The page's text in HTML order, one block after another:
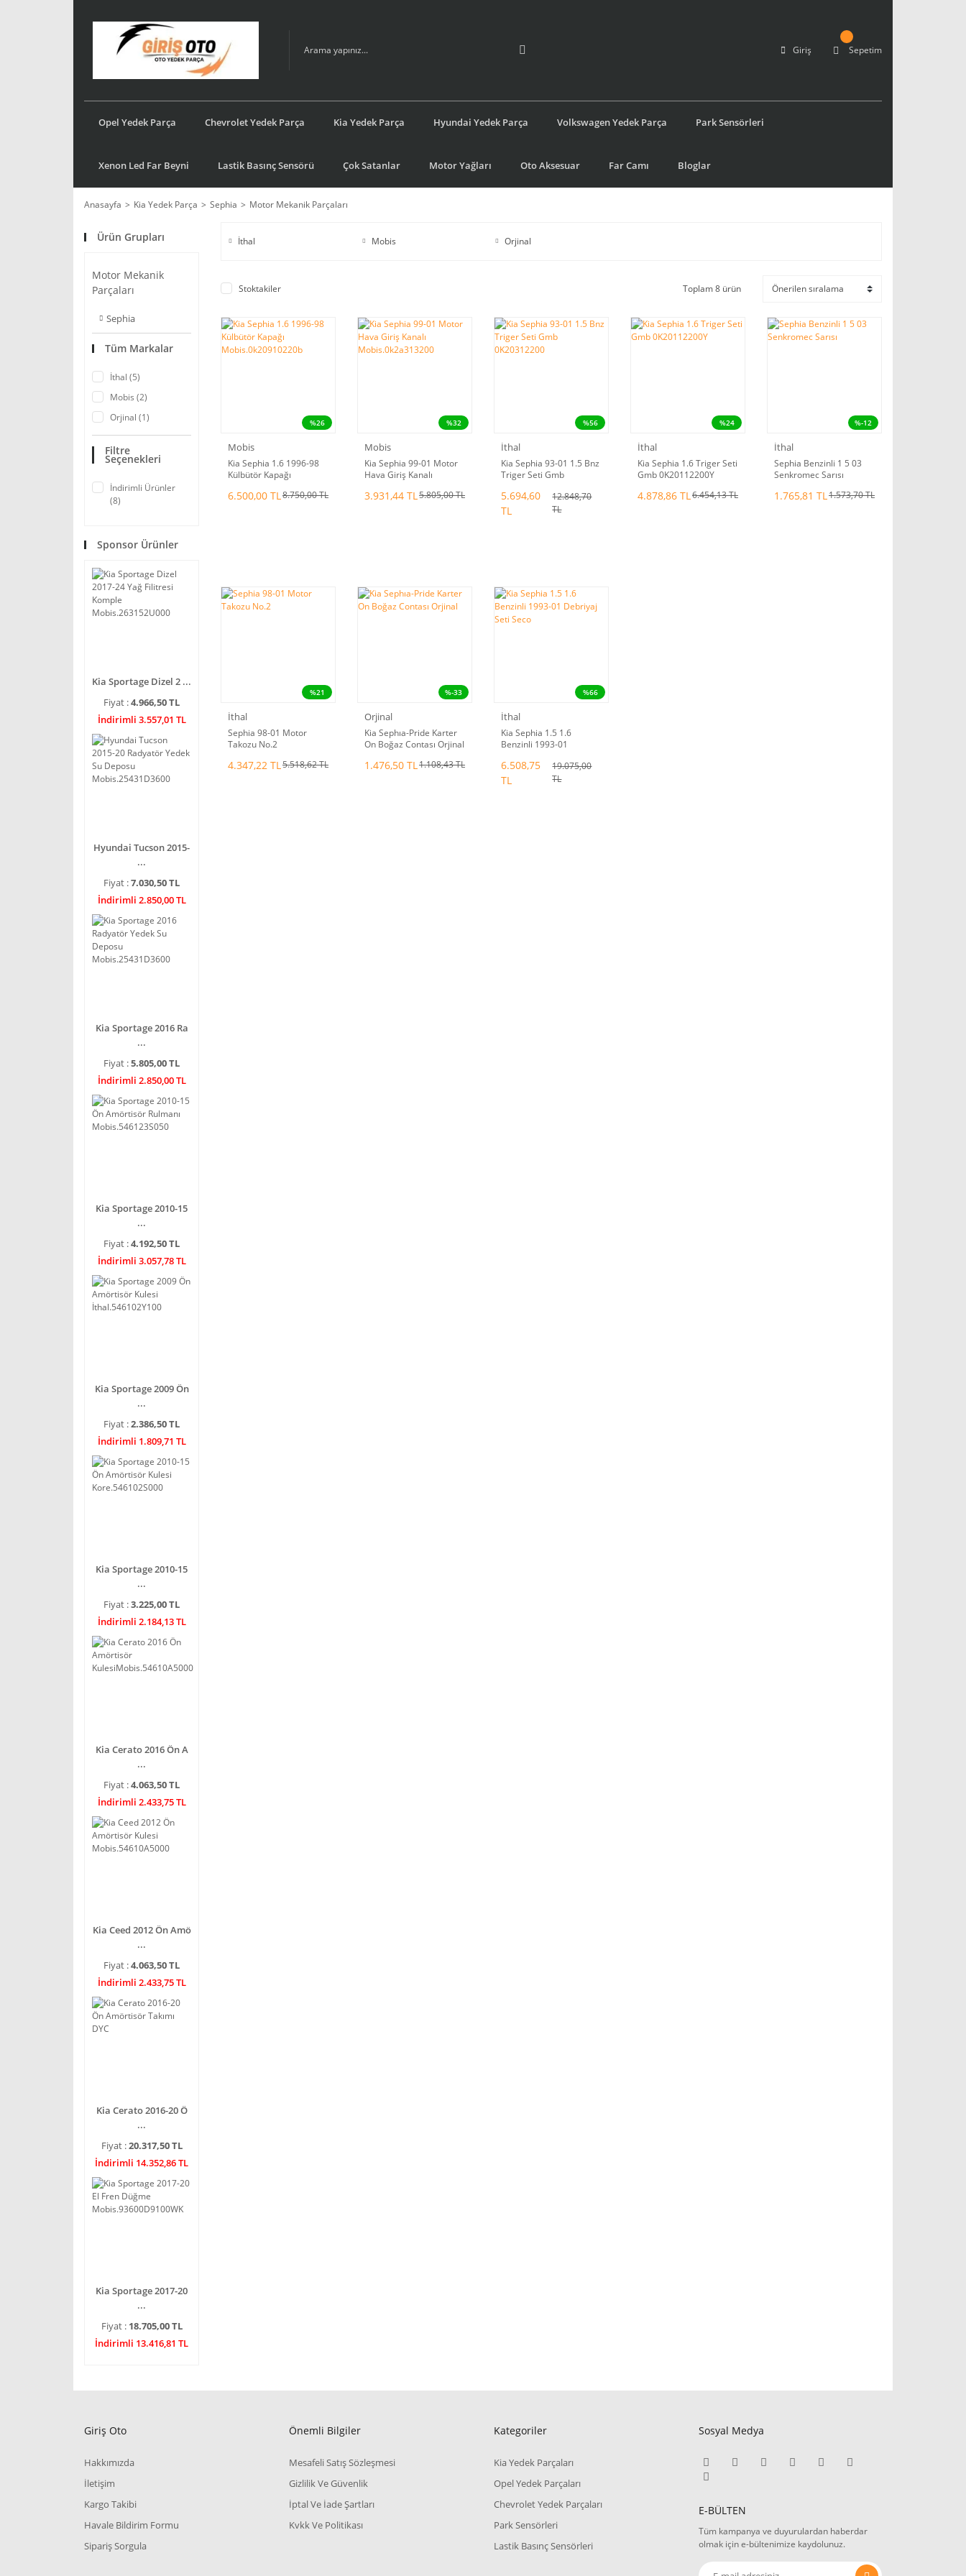
Giriş Sepetim
Opel Yedek Parça Chevrolet Yedek Parça Kia Yedek Parça Hyundai Yedek Parça Volkswagen Yedek Parça Park Sensörleri
Xenon Led Far Beyni Lastik Basınç Sensörü Çok Satanlar Motor Yağları Oto Aksesuar Far Camı Bloglar
Anasayfa Kia Yedek Parça Sephia Motor Mekanik Parçaları
Ürün Grupları
Motor Mekanik
Parçaları
Sephia
Tüm Markalar
İthal (5)
Mobis (2)
Orjinal (1)
Filtre
Seçenekleri
İndirimli Ürünler
(8)
Sponsor Ürünler
Kia Sportage Dizel 2 ...
Fiyat :4.966,50 TL
İndirimli 3.557,01 TL
Hyundai Tucson 2015-
...
Fiyat :7.030,50 TL
İndirimli 2.850,00 TL
Kia Sportage 2016 Ra
...
Fiyat :5.805,00 TL
İndirimli 2.850,00 TL
Kia Sportage 2010-15
...
Fiyat :4.192,50 TL
İndirimli 3.057,78 TL
Kia Sportage 2009 Ön
...
Fiyat :2.386,50 TL
İndirimli 1.809,71 TL
Kia Sportage 2010-15
...
Fiyat :3.225,00 TL
İndirimli 2.184,13 TL
Kia Cerato 2016 Ön A
...
Fiyat :4.063,50 TL
İndirimli 2.433,75 TL
Kia Ceed 2012 Ön Amö
...
Fiyat :4.063,50 TL
İndirimli 2.433,75 TL
Kia Cerato 2016-20 Ö
...
Fiyat :20.317,50 TL
İndirimli 14.352,86 TL
Kia Sportage 2017-20
...
Fiyat : 18.705,00 TL
İndirimli 13.416,81 TL
İthal Mobis Orjinal
Stoktakiler Toplam 8 ürün
%26
Mobis
Kia Sephia 1.6 1996-98
Külbütör Kapağı
6.500,00 TL8.750,00 TL
%32
Mobis
Kia Sephia 99-01 Motor
Hava Giriş Kanalı
3.931,44 TL5.805,00 TL
%56
İthal
Kia Sephia 93-01 1.5 Bnz
Triger Seti Gmb
5.694,60
TL
12.848,70
TL
%24
İthal
Kia Sephia 1.6 Triger Seti
Gmb 0K20112200Y
4.878,86 TL6.454,13 TL
%-12
İthal
Sephia Benzinli 1 5 03
Senkromec Sarısı
1.765,81 TL1.573,70 TL
%21
İthal
Sephia 98-01 Motor
Takozu No.2
4.347,22 TL5.518,62 TL
%-33
Orjinal
Kia Sephıa-Pride Karter
On Boğaz Contası Orjinal
1.476,50 TL1.108,43 TL
%66
İthal
Kia Sephia 1.5 1.6
Benzinli 1993-01
6.508,75
TL
19.075,00
TL
Giriş Oto
Hakkımızda
İletişim
Kargo Takibi
Havale Bildirim Formu
Sipariş Sorgula
Önemli Bilgiler
Mesafeli Satış Sözleşmesi
Gizlilik Ve Güvenlik
İptal Ve İade Şartları
Kvkk Ve Politikası
Kategoriler
Kia Yedek Parçaları
Opel Yedek Parçaları
Chevrolet Yedek Parçaları
Park Sensörleri
Lastik Basınç Sensörleri
Sosyal Medya
E-BÜLTEN
Tüm kampanya ve duyurulardan haberdar
olmak için e-bültenimize kaydolunuz.